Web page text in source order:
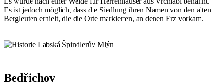
Es ist jedoch möglich, dass die Siedlung ihren Namen von den alten
Bergleuten erhielt, die die Orte markierten, an denen Erz vorkam.
Bedřichov